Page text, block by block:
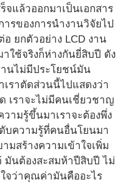
แล้วออกมาเป็นเอกสาร
รของการนำงานวิจัยไป
ยกตัวอย่าง LCD งาน
ใช้จริงก็ห่างกันยี่สิบปี ดัง
นไม่มีประโยชน์มัน
เราตัดส่วนนี้ไปแสดงว่า
เราจะไม่มีคนเชี่ยวชาญ
ามรู้ขึ้นมาเราจะต้องพึ่ง
บความรู้ที่คนอื่นโยนมา
มสร้างความเข้าใจเพิ่ม
มันต้องสะสมห้าปีสิบปี ไม่
จว่าคุณค่ามันคืออะไร